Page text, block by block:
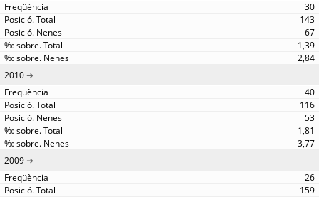
30
143
67
1,39
2,84
2010
40
116
53
1,81
3,77
2009
26
159